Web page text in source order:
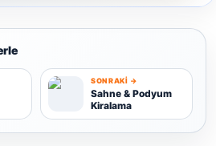
S
SONRAKI →
Sahne & Podyum
Kiralama